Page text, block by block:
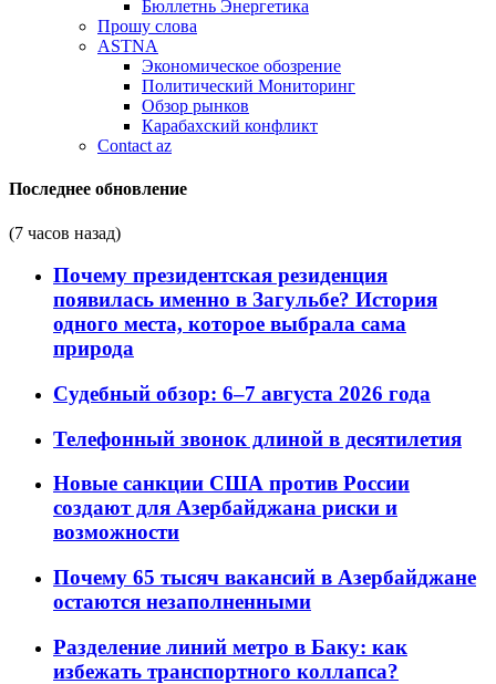
Бюллетнь Энергетика
Прошу слова
ASTNA
Экономическое обозрение
Политический Мониторинг
Обзор рынков
Карабахский конфликт
Contact az
Последнее обновление
(7 часов назад)
Почему президентская резиденция
появилась именно в Загульбе? История
одного места, которое выбрала сама
природа
Судебный обзор: 6–7 августа 2026 года
Телефонный звонок длиной в десятилетия
Новые санкции США против России
создают для Азербайджана риски и
возможности
Почему 65 тысяч вакансий в Азербайджане
остаются незаполненными
Разделение линий метро в Баку: как
избежать транспортного коллапса?